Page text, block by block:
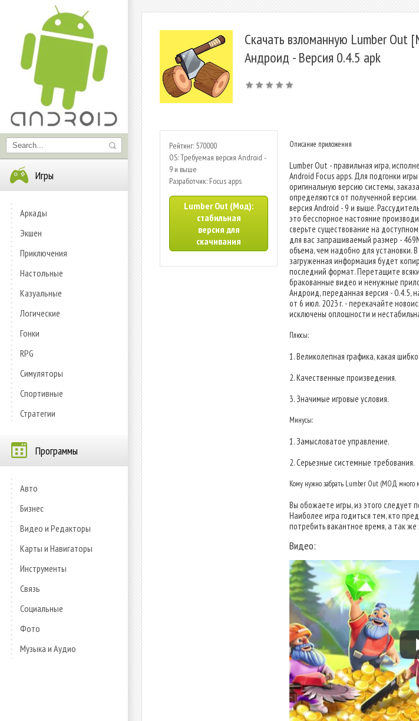
Игры
Аркады
Экшен
Приключения
Настольные
Казуальные
Логические
Гонки
RPG
Симуляторы
Спортивные
Стратегии
Программы
Авто
Бизнес
Видео и Редакторы
Карты и Навигаторы
Инструменты
Связь
Социальные
Фото
Музыка и Аудио
Скачать взломанную Lumber
Андроид - Версия 0.4.5 apk
Рейтинг: 570000
OS: Требуемая версия Android -
9 и выше
Разработчик: Focus apps
Lumber Out (Мод):
стабильная
версия для
скачивания
Описание приложения
Lumber Out - правильная игра,
Android Focus apps. Для подгонки
оригинальную версию системы,
определяются от полученной
версия Android - 9 и выше.
это бесспорное настояние
сверьте существование на
для вас запрашиваемый размер -
объема, чем надобно для установки.
загруженная информация будет
последний формат. Перетащите
бракованные видео и ненужные
Андроид, переданная версия - 0.4.5,
от 6 июл. 2023 г. - перекачайте
исключены оплошности и
Плюсы:
1. Великолепная графика, какая
2. Качественные произведения.
3. Значимые игровые условия.
Минусы:
1. Замысловатое управление.
2. Серьезные системные требования.
Кому нужно забрать Lumber Out (МОД много
Вы обожаете игры, из этого следует
Наиболее игра годиться тем, кто
потребить вакантное время, а так
Видео: